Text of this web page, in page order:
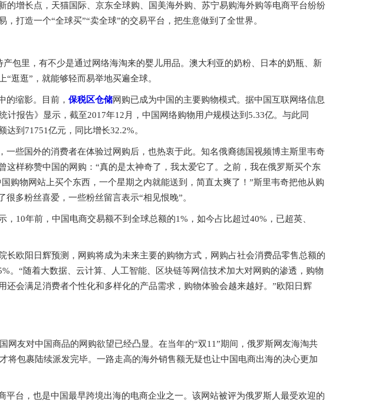
的增长点，天猫国际、京东全球购、国美海外购、苏宁易购海外购等电商平台纷纷
打造一个“全球买”“卖全球”的交易平台，把生意做到了全世界。
包里，有不少是通过网络海淘来的婴儿用品。澳大利亚的奶粉、日本的奶瓶、新
逛逛”，就能够轻而易举地买遍全球。
的缩影。目前， 保税区仓储网购已成为中国的主要购物模式。据中国互联网络信息
计报告》显示，截至2017年12月，中国网络购物用户规模达到5.33亿。与此同
到71751亿元，同比增长32.2%。
一些国外的消费者在体验过网购后，也热衷于此。知名俄裔德国视频博主斯里韦奇
这样称赞中国的网购：“真的是太神奇了，我太爱它了。之前，我在俄罗斯买个东
购物网站上买个东西，一个星期之内就能送到，简直太爽了！”斯里韦奇把他从购
多粉丝喜爱，一些粉丝留言表示“相见恨晚”。
10年前，中国电商交易额不到全球总额的1%，如今占比超过40%，已超英、
长欧阳日辉预测，网购将成为未来主要的购物方式，网购占社会消费品零售总额的
。“随着大数据、云计算、人工智能、区块链等网信技术加大对网购的渗透，购物
还会满足消费者个性化和多样化的产品需求，购物体验会越来越好。”欧阳日辉
网友对中国商品的网购欲望已经凸显。在当年的“双11”期间，俄罗斯网友海淘共
将包裹陆续派发完毕。一路走高的海外销售额无疑也让中国电商出海的决心更加
平台，也是中国最早跨境出海的电商企业之一。该网站被评为俄罗斯人最受欢迎的